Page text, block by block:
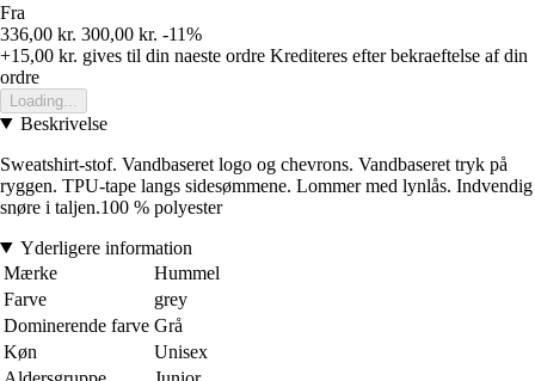
Fra
336,00 kr. 300,00 kr. -11%
+15,00 kr. gives til din naeste ordre Krediteres efter bekraeftelse af din
ordre
Loading...
Beskrivelse
Sweatshirt-stof. Vandbaseret logo og chevrons. Vandbaseret tryk på
ryggen. TPU-tape langs sidesømmene. Lommer med lynlås. Indvendig
snøre i taljen.100 % polyester
Yderligere information
Mærke
Hummel
Farve
grey
Dominerende farve Grå
Køn
Unisex